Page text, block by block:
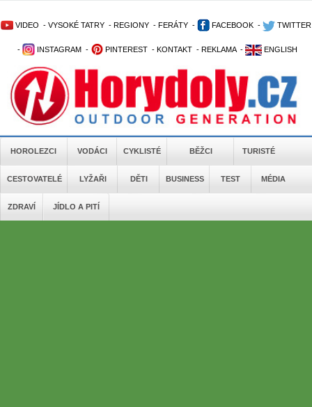
VIDEO - VYSOKÉ TATRY - REGIONY - FERÁTY - FACEBOOK - TWITTER
- INSTAGRAM - PINTEREST - KONTAKT - REKLAMA - ENGLISH
HOROLEZCI VODÁCI CYKLISTÉ BĚŽCI TURISTÉ
CESTOVATELÉ LYŽAŘI DĚTI BUSINESS TEST MÉDIA
ZDRAVÍ JÍDLO A PITÍ